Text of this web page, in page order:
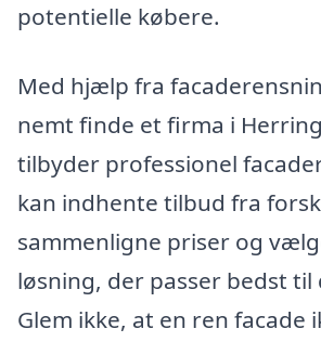
potentielle købere.
Med hjælp fra
nemt finde et firma i
tilbyder professionel
kan indhente tilbud fra
sammenligne priser og
løsning, der passer bedst til
Glem ikke, at en ren facade